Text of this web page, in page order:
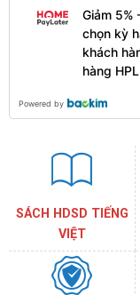
Giảm
chọn kỳ
khách
hàng HPL
Powered by
SÁCH HDSD TIẾNG
VIỆT